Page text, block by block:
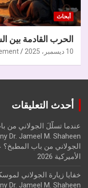
أبحاث
الحرب القادمة بين
10 ديسمبر، 2025
أحدث التعليقات
الجولاني من باب المطبخ؟
الأميركية 2026